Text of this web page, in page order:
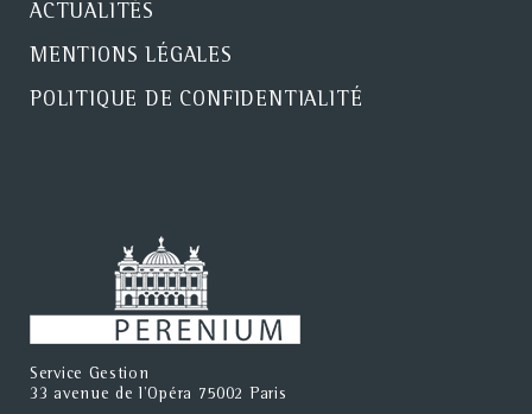
ACTUALITÉS
MENTIONS LÉGALES
POLITIQUE DE CONFIDENTIALITÉ
Service Gestion
33 avenue de l'Opéra 75002 Paris